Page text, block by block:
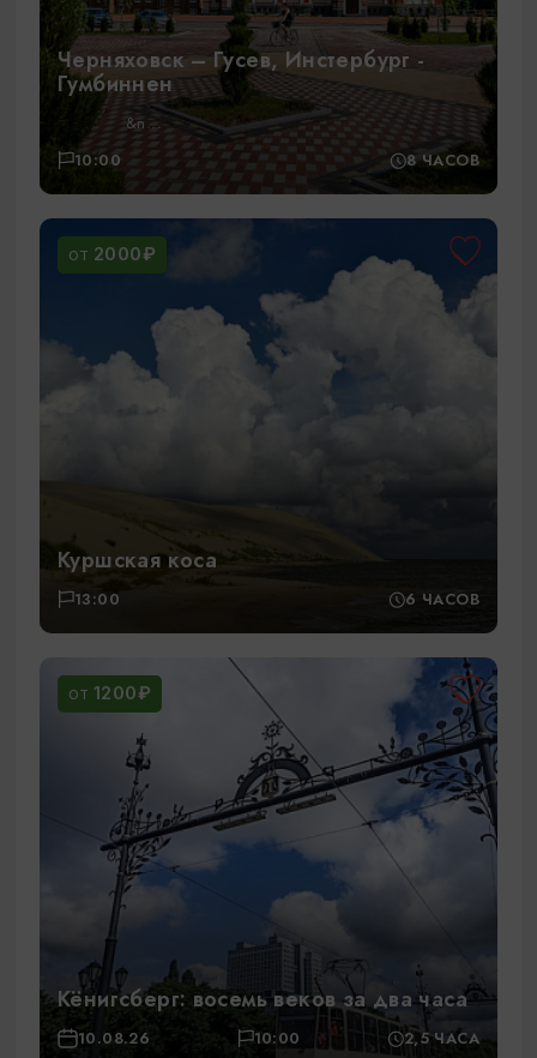
Черняховск – Гусев, Инстербург -
Гумбиннен
&n...
10:00
8 ЧАСОВ
ОТ 2000₽
Куршская коса
13:00 6 ЧАСОВ
ОТ 1200₽
Кёнигсберг: восемь веков за два часа
10.08.26 10:00 2,5 ЧАСА